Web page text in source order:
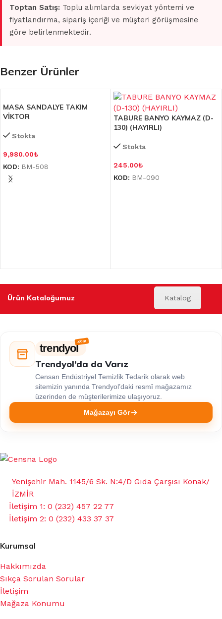
Toptan Satış: Toplu alımlarda sevkiyat yöntemi ve
fiyatlandırma, sipariş içeriği ve müşteri görüşmesine
göre belirlenmektedir.
Benzer Ürünler
MASA SANDALYE TAKIM
VİKTOR
Stokta
9,980.00₺
KOD: BM-508
TABURE BANYO KAYMAZ (D-
130) (HAYIRLI)
Stokta
245.00₺
KOD: BM-090
Ürün Kataloğumuz Katalog
trendyol
Trendyol’da da Varız
Censan Endüstriyel Temizlik Tedarik olarak web
sitemizin yanında Trendyol’daki resmî mağazamız
üzerinden de müşterilerimize ulaşıyoruz.
Mağazayı Gör
Yenişehir Mah. 1145/6 Sk. N:4/D Gıda Çarşısı Konak/
İZMİR
İletişim 1: 0 (232) 457 22 77
İletişim 2: 0 (232) 433 37 37
Kurumsal
Hakkımızda
Sıkça Sorulan Sorular
İletişim
Mağaza Konumu